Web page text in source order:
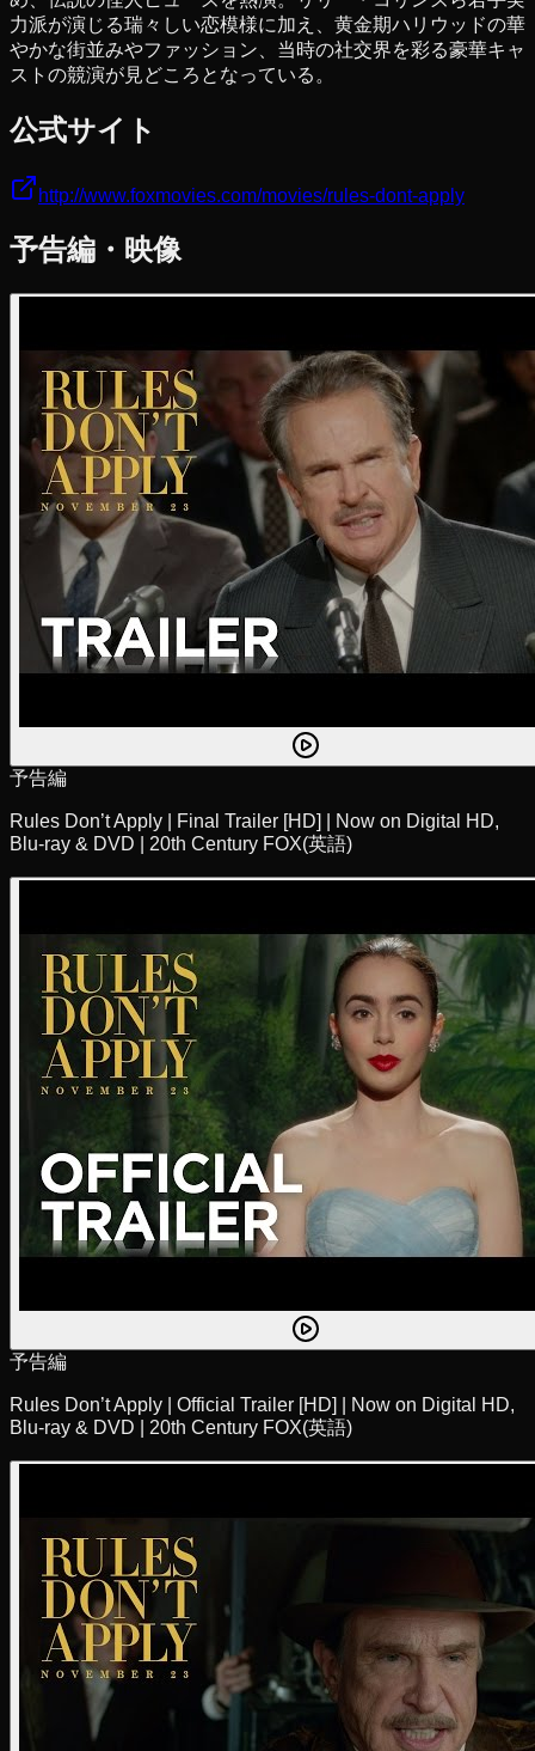
力派が演じる瑞々しい恋模様に加え、黄金期ハリウッドの華
やかな街並みやファッション、当時の社交界を彩る豪華キャ
ストの競演が見どころとなっている。
公式サイト
http://www.foxmovies.com/movies/rules-dont-apply
予告編・映像
予告編
Rules Don’t Apply | Final Trailer [HD] | Now on Digital HD,
Blu-ray & DVD | 20th Century FOX(英語)
予告編
Rules Don’t Apply | Official Trailer [HD] | Now on Digital HD,
Blu-ray & DVD | 20th Century FOX(英語)